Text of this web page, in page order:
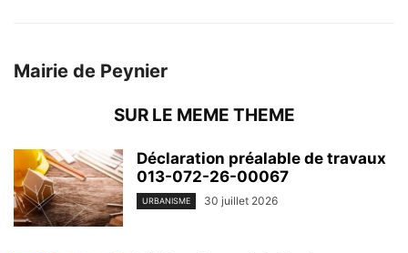
Mairie de Peynier
SUR LE MEME THEME
Déclaration préalable de travaux
013-072-26-00067
URBANISME 30 juillet 2026